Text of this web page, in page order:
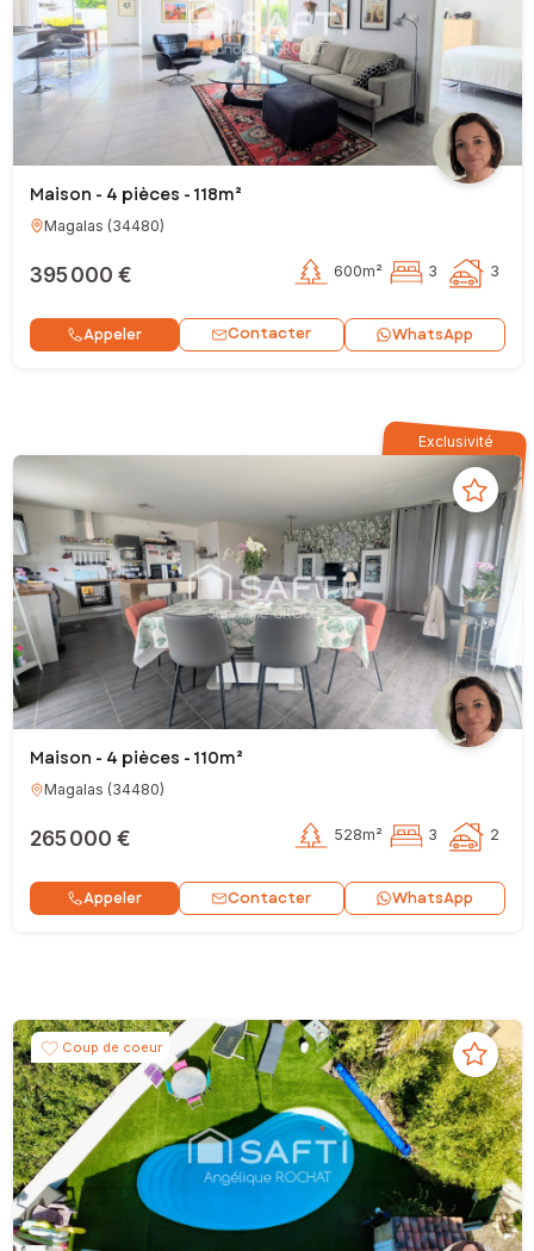
Maison - 4 pièces - 118m²
Magalas (34480)
395 000 € 600m² 3 3
Appeler Contacter WhatsApp
Exclusivité
Maison - 4 pièces - 110m²
Magalas (34480)
265 000 € 528m² 3 2
Appeler Contacter WhatsApp
Coup de coeur